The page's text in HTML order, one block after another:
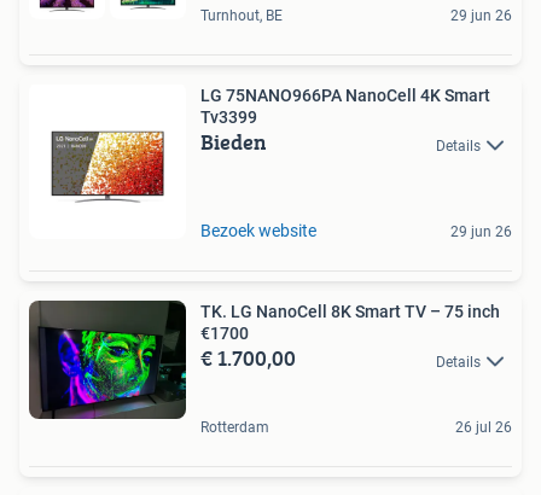
Turnhout, BE 29 jun 26
LG 75NANO966PA NanoCell 4K Smart
Tv3399
Bieden Details
Bezoek website 29 jun 26
TK. LG NanoCell 8K Smart TV – 75 inch
€1700
€ 1.700,00 Details
Rotterdam 26 jul 26